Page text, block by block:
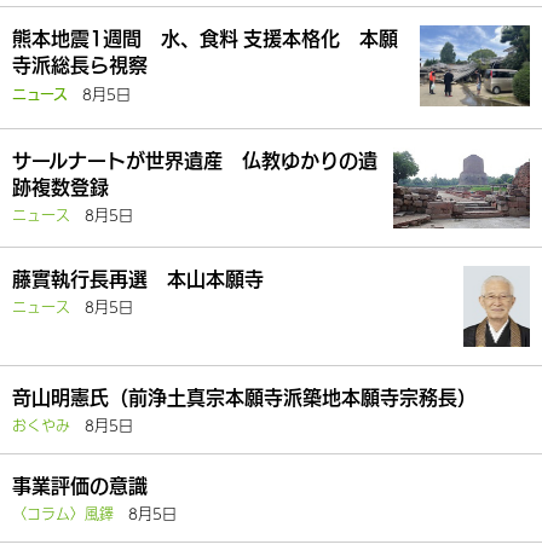
熊本地震1週間 水、食料 支援本格化 本願
寺派総長ら視察
ニュース 8月5日
サールナートが世界遺産 仏教ゆかりの遺
跡複数登録
ニュース 8月5日
藤實執行長再選 本山本願寺
ニュース 8月5日
竒山明憲氏（前浄土真宗本願寺派築地本願寺宗務長）
おくやみ 8月5日
事業評価の意識
〈コラム〉風鐸 8月5日